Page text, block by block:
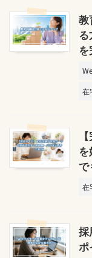
教
を
在
で
在
採
ポ